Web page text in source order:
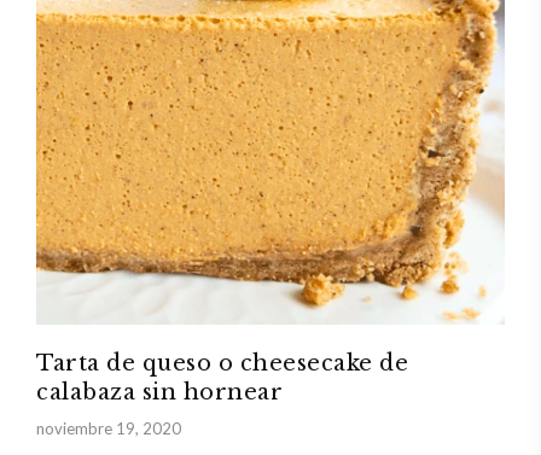
Tarta de queso o cheesecake de
calabaza sin hornear
noviembre 19, 2020